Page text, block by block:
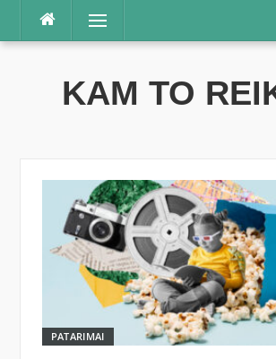
Praleisti
Meniu
KAM TO
PATARIMAI